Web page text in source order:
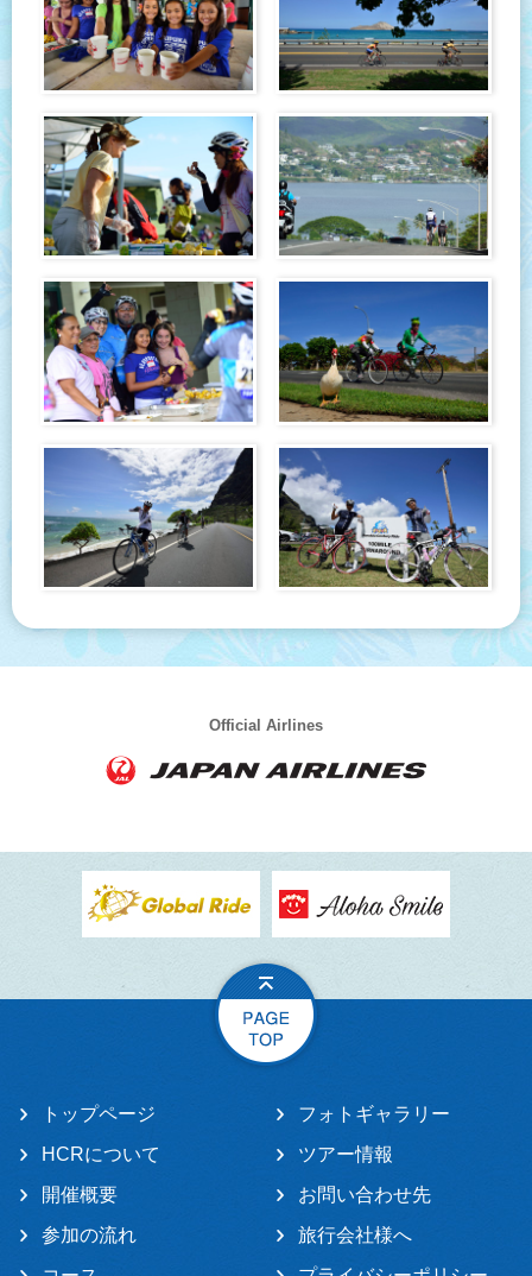
Official Airlines
トップページ
HCRについて
開催概要
参加の流れ
フォトギャラリー
ツアー情報
お問い合わせ先
旅行会社様へ